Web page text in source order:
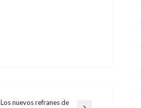
Los nuevos refranes de